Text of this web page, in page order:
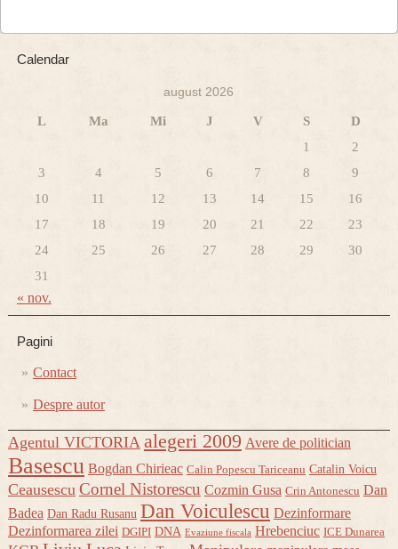
Calendar
august 2026
L Ma Mi J V S
D
1
2
3
4 5 6 7 8
9
10
11 12 13 14 15
16
17
18 19 20 21 22
23
24
25 26 27 28 29
30
31
« nov.
Pagini
Contact
Despre autor
Agentul VICTORIA alegeri 2009 Avere de politician
Basescu Bogdan Chirieac Calin Popescu Tariceanu Catalin Voicu
Ceausescu Cornel Nistorescu Cozmin Gusa Crin Antonescu Dan
Badea Dan Radu Rusanu Dan Voiculescu Dezinformare
Dezinformarea zilei DGIPI DNA Evaziune fiscala Hrebenciuc ICE Dunarea